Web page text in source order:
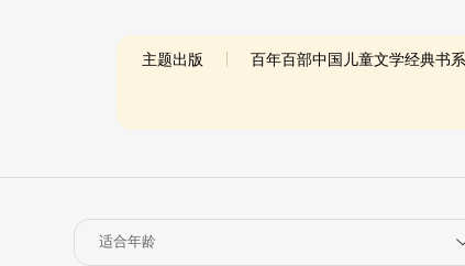
主题出版 百年百部中国儿童文学经典书系